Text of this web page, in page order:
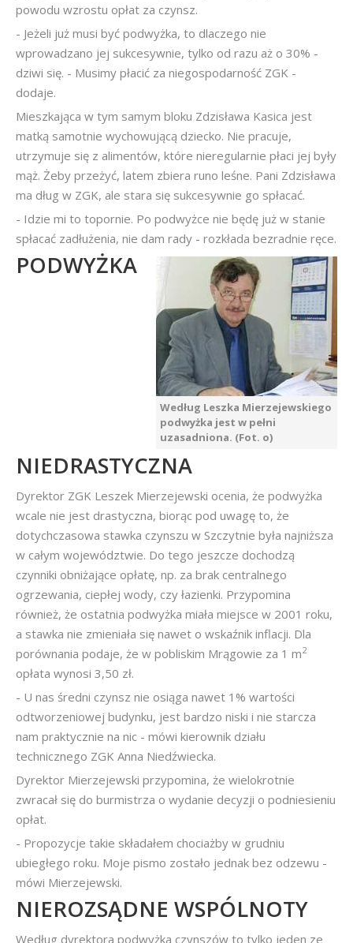
powodu wzrostu opłat za czynsz.
- Jeżeli już musi być podwyżka, to dlaczego nie
wprowadzano jej sukcesywnie, tylko od razu aż o 30% -
dziwi się. - Musimy płacić za niegospodarność ZGK -
dodaje.
Mieszkająca w tym samym bloku Zdzisława Kasica jest
matką samotnie wychowującą dziecko. Nie pracuje,
utrzymuje się z alimentów, które nieregularnie płaci jej były
mąż. Żeby przeżyć, latem zbiera runo leśne. Pani Zdzisława
ma dług w ZGK, ale stara się sukcesywnie go spłacać.
- Idzie mi to topornie. Po podwyżce nie będę już w stanie
spłacać zadłużenia, nie dam rady - rozkłada bezradnie ręce.
Według Leszka Mierzejewskiego
podwyżka jest w pełni
uzasadniona. (Fot. o)
PODWYŻKA
NIEDRASTYCZNA
Dyrektor ZGK Leszek Mierzejewski ocenia, że podwyżka
wcale nie jest drastyczna, biorąc pod uwagę to, że
dotychczasowa stawka czynszu w Szczytnie była najniższa
w całym województwie. Do tego jeszcze dochodzą
czynniki obniżające opłatę, np. za brak centralnego
ogrzewania, ciepłej wody, czy łazienki. Przypomina
również, że ostatnia podwyżka miała miejsce w 2001 roku,
a stawka nie zmieniała się nawet o wskaźnik inflacji. Dla
porównania podaje, że w pobliskim Mrągowie za 1 m2
opłata wynosi 3,50 zł.
- U nas średni czynsz nie osiąga nawet 1% wartości
odtworzeniowej budynku, jest bardzo niski i nie starcza
nam praktycznie na nic - mówi kierownik działu
technicznego ZGK Anna Niedźwiecka.
Dyrektor Mierzejewski przypomina, że wielokrotnie
zwracał się do burmistrza o wydanie decyzji o podniesieniu
opłat.
- Propozycje takie składałem chociażby w grudniu
ubiegłego roku. Moje pismo zostało jednak bez odzewu -
mówi Mierzejewski.
NIEROZSĄDNE WSPÓLNOTY
Według dyrektora podwyżka czynszów to tylko jeden ze